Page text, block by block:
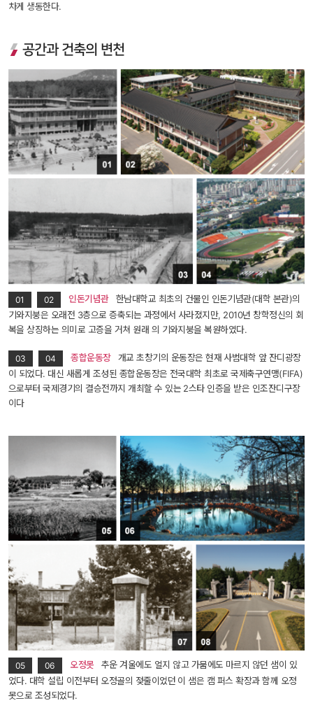
차게 생동한다.
공간과 건축의 변천
01 02 인돈기념관
한남대학교 최초의 건물인 인돈기념관(대학 본관)의
기와지붕은 오래전 3층으로 증축되는 과정에서 사라졌지만, 2010년 창학정신의 회
복을 상징하는 의미로 고증을 거쳐 원래 의 기와지붕을 복원하였다.
03 04 종합운동장
개교 초창기의 운동장은 현재 사범대학 앞 잔디광장
이 되었다. 대신 새롭게 조성된 종합운동장은 전국대학 최초로 국제축구연맹(FIFA)
으로부터 국제경기의 결승전까지 개최할 수 있는 2스타 인증을 받은 인조잔디구장
이다
05 06 오정못
추운 겨울에도 얼지 않고 가뭄에도 마르지 않던 샘이 있
었다. 대학 설립 이전부터 오정골의 젖줄이었던 이 샘은 캠 퍼스 확장과 함께 오정
못으로 조성되었다.